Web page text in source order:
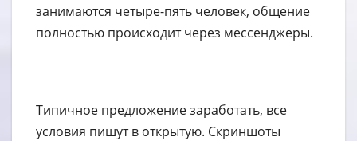
занимаются четыре-пять человек, общение
полностью происходит через мессенджеры.
Типичное предложение заработать, все
условия пишут в открытую. Скриншоты